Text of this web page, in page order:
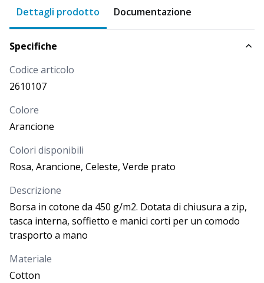
16,500€
Più di 478
Dettagli prodotto Documentazione
Specifiche
Codice articolo
2610107
Colore
Arancione
Colori disponibili
Rosa, Arancione, Celeste, Verde prato
Descrizione
Borsa in cotone da 450 g/m2. Dotata di chiusura a zip,
tasca interna, soffietto e manici corti per un comodo
trasporto a mano
Materiale
Cotton